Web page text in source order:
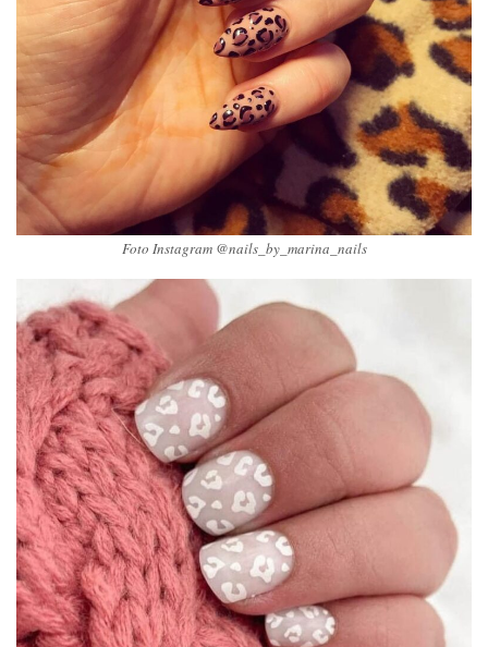
Foto Instagram @nails_by_marina_nails